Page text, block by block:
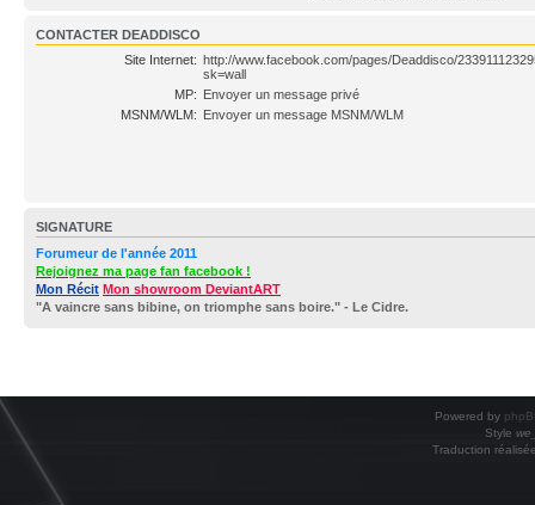
CONTACTER DEADDISCO
Site Internet: http://www.facebook.com/pages/Deaddisco/
sk=wall
MP: Envoyer un message privé
MSNM/WLM: Envoyer un message MSNM/WLM
SIGNATURE
Forumeur de l'année 2011
Rejoignez ma page fan facebook !
Mon Récit Mon showroom DeviantART
"A vaincre sans bibine, on triomphe sans boire." - Le Cidre.
Powered by
Style
Traduction